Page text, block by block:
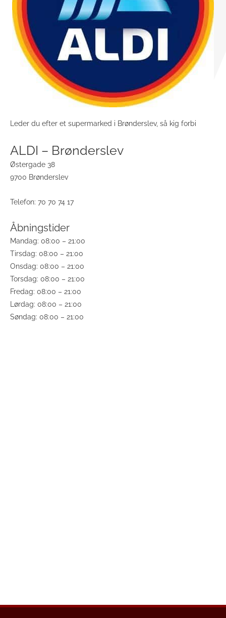
Leder du efter et supermarked i Brønderslev, så kig forbi
ALDI – Brønderslev
Østergade 38
9700 Brønderslev
Telefon: 70 70 74 17
Åbningstider
Mandag: 08:00 – 21:00
Tirsdag: 08:00 – 21:00
Onsdag: 08:00 – 21:00
Torsdag: 08:00 – 21:00
Fredag: 08:00 – 21:00
Lørdag: 08:00 – 21:00
Søndag: 08:00 – 21:00